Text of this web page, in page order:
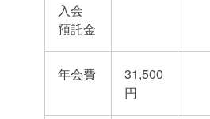
入会
預託金
年会費
31,500
円